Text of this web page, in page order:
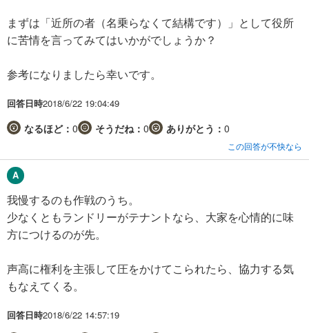
まずは「近所の者（名乗らなくて結構です）」として役所
に苦情を言ってみてはいかがでしょうか？
参考になりましたら幸いです。
回答日時2018/6/22 19:04:49
なるほど： 0 そうだね： 0 ありがとう： 0
この回答が不快なら
我慢するのも作戦のうち。
少なくともランドリーがテナントなら、大家を心情的に味
方につけるのが先。
声高に権利を主張して圧をかけてこられたら、協力する気
もなえてくる。
回答日時2018/6/22 14:57:19